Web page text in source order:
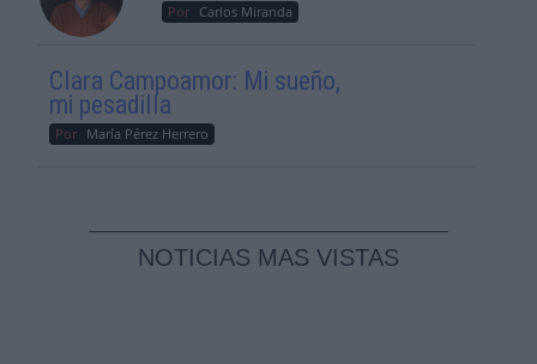
Por Carlos Miranda
Clara Campoamor: Mi sueño,
mi pesadilla
Por María Pérez Herrero
NOTICIAS MAS VISTAS